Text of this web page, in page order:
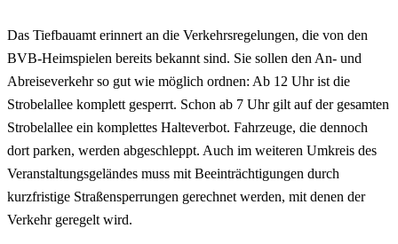
Das Tiefbauamt erinnert an die Verkehrsregelungen, die von den
BVB-Heimspielen bereits bekannt sind. Sie sollen den An- und
Abreiseverkehr so gut wie möglich ordnen: Ab 12 Uhr ist die
Strobelallee komplett gesperrt. Schon ab 7 Uhr gilt auf der gesamten
Strobelallee ein komplettes Halteverbot. Fahrzeuge, die dennoch
dort parken, werden abgeschleppt. Auch im weiteren Umkreis des
Veranstaltungsgeländes muss mit Beeinträchtigungen durch
kurzfristige Straßensperrungen gerechnet werden, mit denen der
Verkehr geregelt wird.